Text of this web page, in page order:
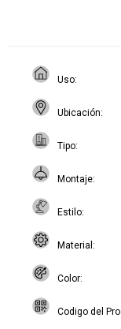
Uso
Ubicación
Tipo
Montaje
Estilo
Material
Color
Codigo del